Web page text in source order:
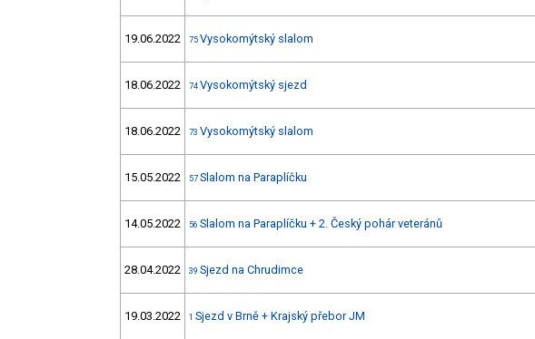
19.06.2022 75 Vysokomýtský slalom
18.06.2022 74 Vysokomýtský sjezd
18.06.2022 73 Vysokomýtský slalom
15.05.2022 57 Slalom na Paraplíčku
14.05.2022 56 Slalom na Paraplíčku + 2. Český pohár veteránů
28.04.2022 39 Sjezd na Chrudimce
19.03.2022 1 Sjezd v Brně + Krajský přebor JM